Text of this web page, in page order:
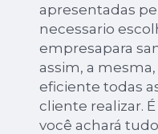
apresentadas
necessario
empresapara
assim, a
eficiente todas
cliente realizar.
você achará